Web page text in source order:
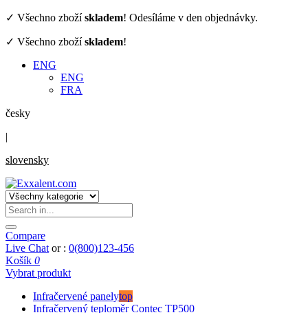
✓ Všechno zbožískladem! Odesíláme v den objednávky.
✓ Všechno zbožískladem!
ENG
ENG
FRA
česky
|
slovensky
Compare
Live Chat or : 0(800)123-456
Košík 0
Vybrat produkt
Infračervené panelytop
Infračervený teploměr Contec TP500